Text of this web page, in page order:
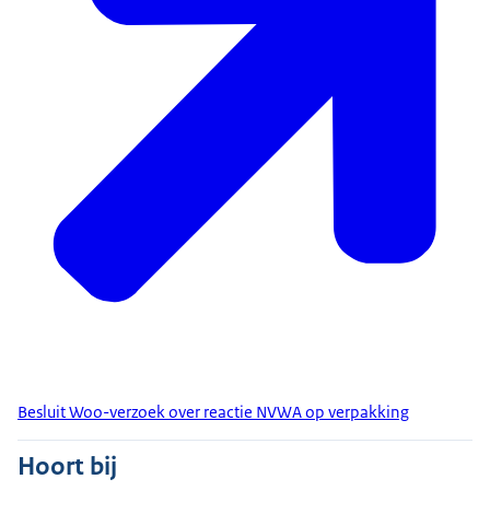
Besluit Woo-verzoek over reactie NVWA op verpakking
Hoort bij